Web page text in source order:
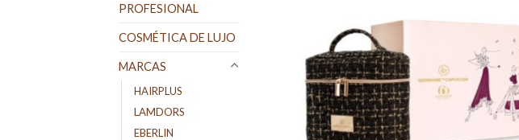
PROFESIONAL
COSMÉTICA DE LUJO
MARCAS
HAIRPLUS
LAMDORS
EBERLIN